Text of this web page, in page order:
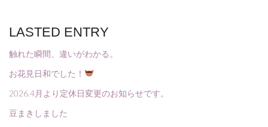
LASTED ENTRY
触れた瞬間、違いがわかる。
お花見日和でした！
2026.4月より定休日変更のお知らせです。
豆まきしました